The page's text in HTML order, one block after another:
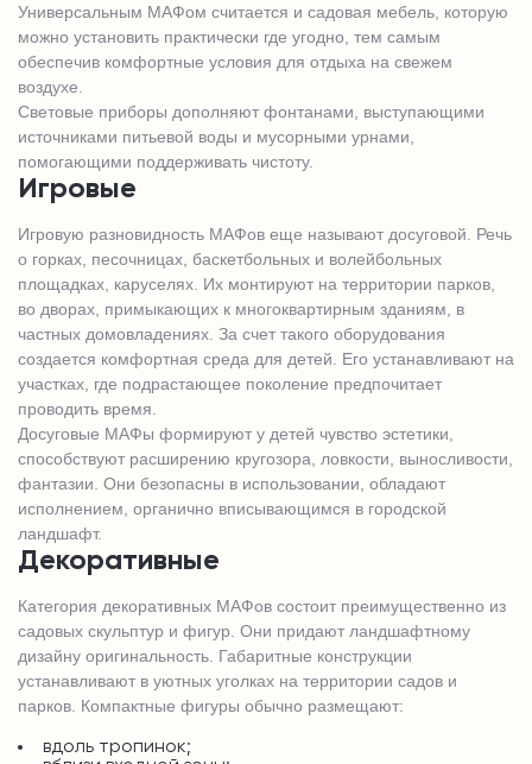
Универсальным МАФом считается и садовая мебель, которую
можно установить практически где угодно, тем самым
обеспечив комфортные условия для отдыха на свежем
воздухе.
Световые приборы дополняют фонтанами, выступающими
источниками питьевой воды и мусорными урнами,
помогающими поддерживать чистоту.
Игровые
Игровую разновидность МАФов еще называют досуговой. Речь
о горках, песочницах, баскетбольных и волейбольных
площадках, каруселях. Их монтируют на территории парков,
во дворах, примыкающих к многоквартирным зданиям, в
частных домовладениях. За счет такого оборудования
создается комфортная среда для детей. Его устанавливают на
участках, где подрастающее поколение предпочитает
проводить время.
Досуговые МАФы формируют у детей чувство эстетики,
способствуют расширению кругозора, ловкости, выносливости,
фантазии. Они безопасны в использовании, обладают
исполнением, органично вписывающимся в городской
ландшафт.
Декоративные
Категория декоративных МАФов состоит преимущественно из
садовых скульптур и фигур. Они придают ландшафтному
дизайну оригинальность. Габаритные конструкции
устанавливают в уютных уголках на территории садов и
парков. Компактные фигуры обычно размещают:
вдоль тропинок;